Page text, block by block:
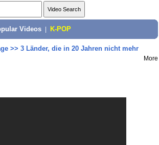
Videos K-POP
>> 3 Länder, die in 20 Jahren nicht mehr
More